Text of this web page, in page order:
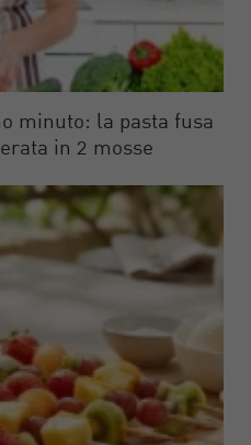
minuto: la pasta fusa
in 2 mosse